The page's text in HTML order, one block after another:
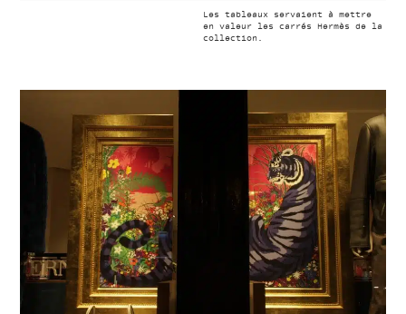
Les tableaux servaient à mettre
en valeur les carrés Hermès de la
collection.